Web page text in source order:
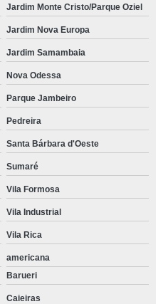
Jardim Monte Cristo/Parque Oziel
Jardim Nova Europa
Jardim Samambaia
Nova Odessa
Parque Jambeiro
Pedreira
Santa Bárbara d'Oeste
Sumaré
Vila Formosa
Vila Industrial
Vila Rica
americana
Barueri
Caieiras